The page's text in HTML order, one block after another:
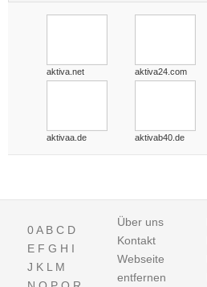
aktiva.net aktiva24.com
aktivaa.de aktivab40.de
0A B C D
E F G H I
J K L M
Über uns
Kontakt
Webseite
entfernen